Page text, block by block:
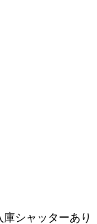
庫シャッターあり